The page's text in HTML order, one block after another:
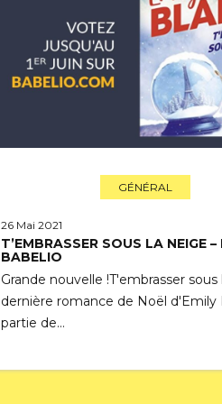
GÉNÉRAL
26 Mai 2021
T’EMBRASSER SOUS LA NEIGE –
BABELIO
Grande nouvelle !T'embrasser sous
dernière romance de Noël d'Emily
partie de…